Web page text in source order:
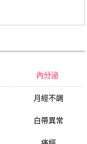
內分泌
月經不調
白帶異常